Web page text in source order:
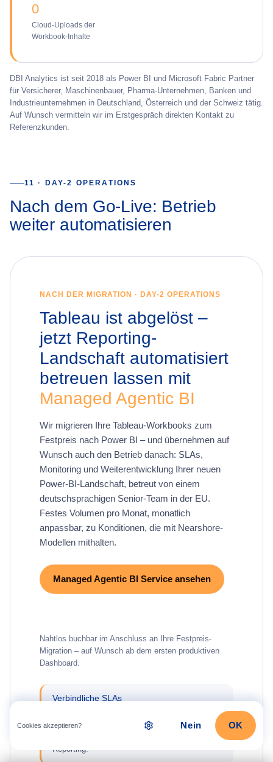
0
Cloud-Uploads der
Workbook-Inhalte
DBI Analytics ist seit 2018 als Power BI und Microsoft Fabric Partner
für Versicherer, Maschinenbauer, Pharma-Unternehmen, Banken und
Industrieunternehmen in Deutschland, Österreich und der Schweiz tätig.
Auf Wunsch vermitteln wir im Erstgespräch direkten Kontakt zu
Referenzkunden.
11 · DAY-2 OPERATIONS
Nach dem Go-Live: Betrieb
weiter automatisieren
NACH DER MIGRATION · DAY-2 OPERATIONS
Tableau ist abgelöst –
jetzt Reporting-
Landschaft automatisiert
betreuen lassen mit
Managed Agentic BI
Wir migrieren Ihre Tableau-Workbooks zum
Festpreis nach Power BI – und übernehmen auf
Wunsch auch den Betrieb danach: SLAs,
Monitoring und Weiterentwicklung Ihrer neuen
Power-BI-Landschaft, betreut von einem
deutschsprachigen Senior-Team in der EU.
Festes Volumen pro Monat, monatlich
anpassbar, zu Konditionen, die mit Nearshore-
Modellen mithalten.
Managed Agentic BI Service ansehen
Nahtlos buchbar im Anschluss an Ihre Festpreis-
Migration – auf Wunsch ab dem ersten produktiven
Dashboard.
Verbindliche SLAs
Klar definierte Reaktions- und Lösungszeiten für
Refresh-Probleme, DAX-Fehler und Change-
Reporting.
Cookies akzeptieren? Nein OK